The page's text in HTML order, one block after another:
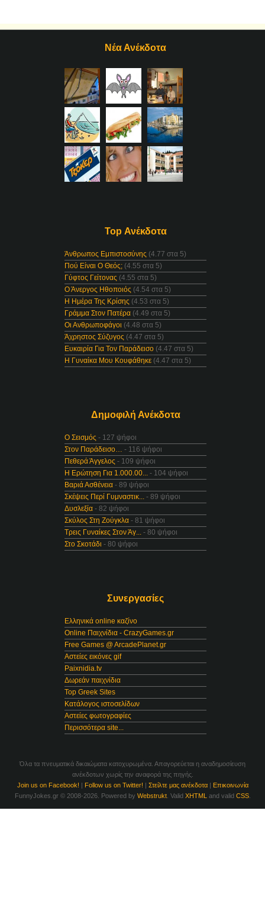
Νέα Ανέκδοτα
Top Ανέκδοτα
Άνθρωπος Εμπιστοσύνης (4.77 στα 5)
Πού Είναι Ο Θεός; (4.55 στα 5)
Γύφτος Γείτονας (4.55 στα 5)
Ο Άνεργος Ηθοποιός (4.54 στα 5)
Η Ημέρα Της Κρίσης (4.53 στα 5)
Γράμμα Στον Πατέρα (4.49 στα 5)
Οι Ανθρωποφάγοι (4.48 στα 5)
Άχρηστος Σύζυγος (4.47 στα 5)
Ευκαιρία Για Τον Παράδεισο (4.47 στα 5)
Η Γυναίκα Μου Κουφάθηκε (4.47 στα 5)
Δημοφιλή Ανέκδοτα
Ο Σεισμός - 127 ψήφοι
Στον Παράδεισο… - 116 ψήφοι
Πεθερά Άγγελος - 109 ψήφοι
Η Ερώτηση Για 1.000.00... - 104 ψήφοι
Βαριά Ασθένεια - 89 ψήφοι
Σκέψεις Περί Γυμναστικ... - 89 ψήφοι
Δυσλεξία - 82 ψήφοι
Σκύλος Στη Ζούγκλα - 81 ψήφοι
Τρεις Γυναίκες Στον Άγ... - 80 ψήφοι
Στο Σκοτάδι - 80 ψήφοι
Συνεργασίες
Ελληνικά online καζίνο
Online Παιχνίδια - CrazyGames.gr
Free Games @ ArcadePlanet.gr
Αστείες εικόνες gif
Paixnidia.tv
Δωρεάν παιχνίδια
Top Greek Sites
Κατάλογος ιστοσελίδων
Αστείες φωτογραφίες
Περισσότερα site...
Όλα τα πνευματικά δικαιώματα κατοχυρωμένα. Απαγορεύεται η αναδημοσίευση
ανέκδοτων χωρίς την αναφορά της πηγής.
Join us on Facebook! | Follow us on Twitter! | Στείλτε μας ανέκδοτα| Επικοινωνία
FunnyJokes.gr © 2008-2026. Powered by Webstrukt. Valid XHTML and valid CSS.